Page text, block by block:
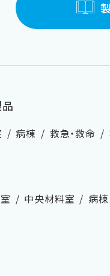
病棟 救急・救命
中央材料室 病棟